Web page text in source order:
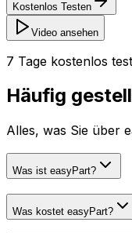
Kostenlos Testen
Video ansehen
7 Tage kostenlos
Häufig
Alles, was Sie über
Was ist easyPart?
Was kostet easyPart?